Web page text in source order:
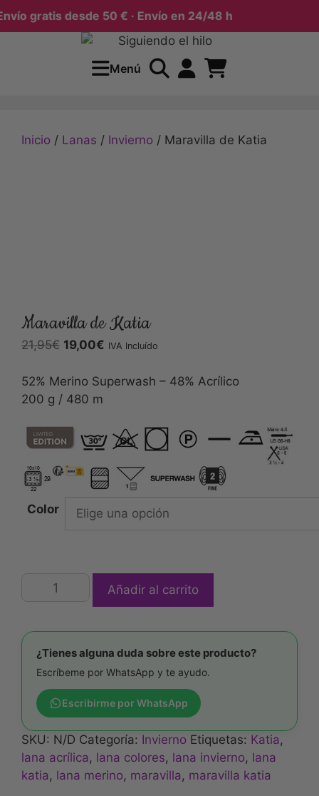
gratis desde 50 € · Envío en 24/48 h
Menú
Inicio / Lanas / Invierno / Maravilla de Katia
Maravilla de Katia
21,95€ 19,00€ IVA Incluído
52% Merino Superwash – 48% Acrílico
200 g / 480 m
Color
Añadir al carrito
¿Tienes alguna duda sobre este producto?
Escríbeme por WhatsApp y te ayudo.
Escribirme por WhatsApp
SKU: N/D Categoría: Invierno Etiquetas: Katia,
lana acrílica, lana colores, lana invierno, lana
katia, lana merino, maravilla, maravilla katia